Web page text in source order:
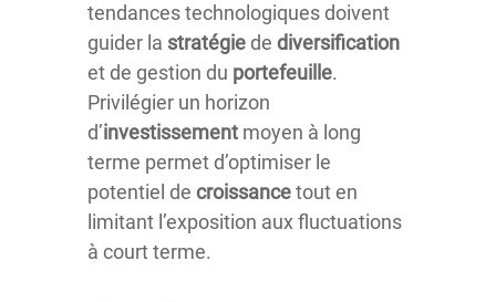
tendances technologiques doivent
guider la stratégie de diversification
et de gestion du portefeuille.
Privilégier un horizon
d’investissement moyen à long
terme permet d’optimiser le
potentiel de croissancetout en
limitant l’exposition aux fluctuations
à court terme.